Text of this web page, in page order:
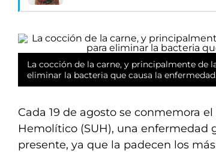
La cocción de la carne, y principalmente de
eliminar la bacteria que causa la
Cada 19 de agosto se conmemora
Hemolítico (SUH), una enfermedad
presente, ya que la padecen los